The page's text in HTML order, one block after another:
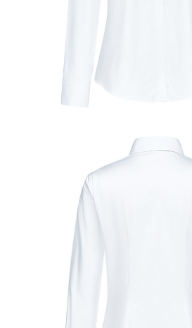
１．透過由恩沛科技股份有限公司提供之「
易，需依本服務之必要範圍內提供個人資料，
權轉讓予恩沛科技股份有限公司。
２．關於個人資料處理事宜，請瀏覽以下網址：
https://aftee.tw/terms/#terms3
３．未成年的使用者請事先徵得法定代理人或
「AFTEE先享後付」，若未經同意申辦者引起
時審查核予不同之上限額度；若仍有額度不足
５．嚴禁一人註冊多個帳號或使用他人資訊註
恩沛科技股份有限公司將有權停止該用戶之使